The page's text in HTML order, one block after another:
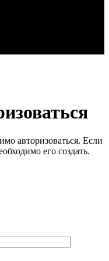
авторизоваться. Если
его создать.